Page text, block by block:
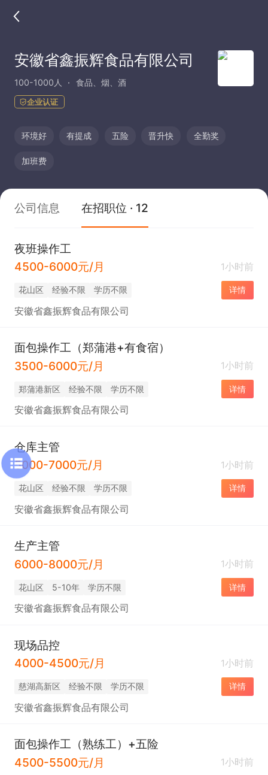
安徽省鑫振辉食品有限公司
100-1000人 食品、烟、酒
企业认证
环境好 有提成 五险 晋升快 全勤奖
加班费
公司信息 在招职位 · 12
夜班操作工
4500-6000元/月
1小时前
花山区 经验不限 学历不限 详情
安徽省鑫振辉食品有限公司
面包操作工（郑蒲港+有食宿）
3500-6000元/月
1小时前
郑蒲港新区 经验不限 学历不限 详情
安徽省鑫振辉食品有限公司
仓库主管
5000-7000元/月
1小时前
花山区 经验不限 学历不限 详情
安徽省鑫振辉食品有限公司
生产主管
6000-8000元/月
1小时前
花山区 5-10年 学历不限 详情
安徽省鑫振辉食品有限公司
现场品控
4000-4500元/月
1小时前
慈湖高新区 经验不限 学历不限 详情
安徽省鑫振辉食品有限公司
面包操作工（熟练工）+五险
4500-5500元/月
1小时前